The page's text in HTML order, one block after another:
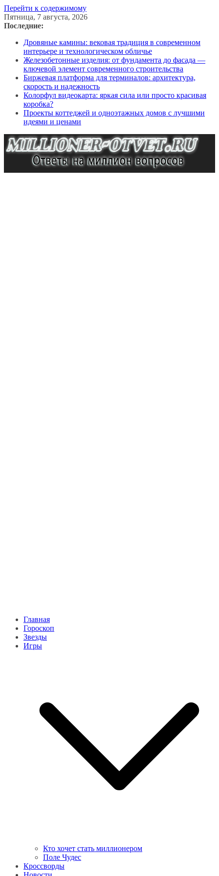
Перейти к содержимому
Пятница, 7 августа, 2026
Последние:
Дровяные камины: вековая традиция в современном
интерьере и технологическом обличье
Железобетонные изделия: от фундамента до фасада —
ключевой элемент современного строительства
Биржевая платформа для терминалов: архитектура,
скорость и надежность
Колорфул видеокарта: яркая сила или просто красивая
коробка?
Проекты коттеджей и одноэтажных домов с лучшими
идеями и ценами
Главная
Гороскоп
Звезды
Игры
Кто хочет стать миллионером
Поле Чудес
Кроссворды